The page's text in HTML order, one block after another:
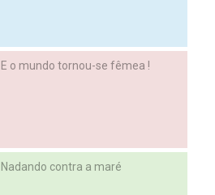
E o mundo tornou-se fêmea !
Nadando contra a maré